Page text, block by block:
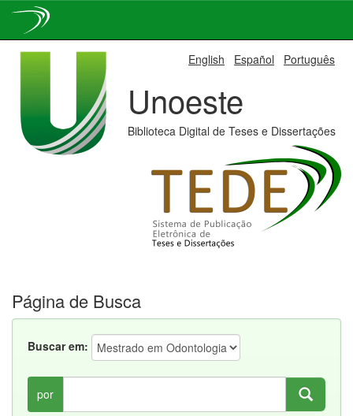
English Español Português
Unoeste
Biblioteca Digital de Teses e Dissertações
Página de Busca
Buscar em:
por